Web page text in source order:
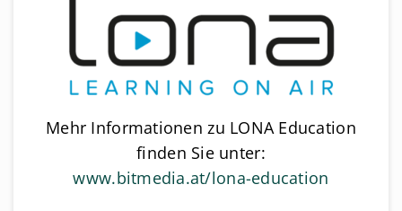
Mehr Informationen zu LONA Education
finden Sie unter:
www.bitmedia.at/lona-education